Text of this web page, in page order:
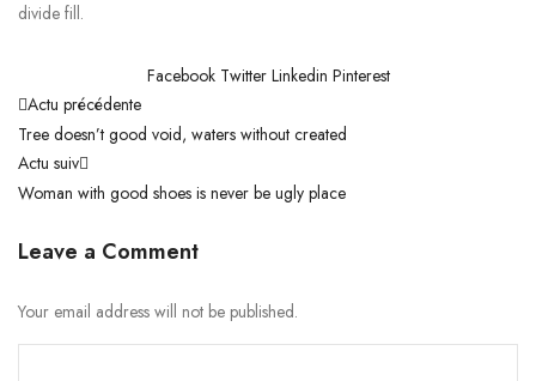
divide fill.
Facebook Twitter Linkedin Pinterest
Navigation
de
l’article
Actu précédente
Tree doesn’t good void, waters without created
Actu suiv
Woman with good shoes is never be ugly place
Leave a Comment
Your email address will not be published.